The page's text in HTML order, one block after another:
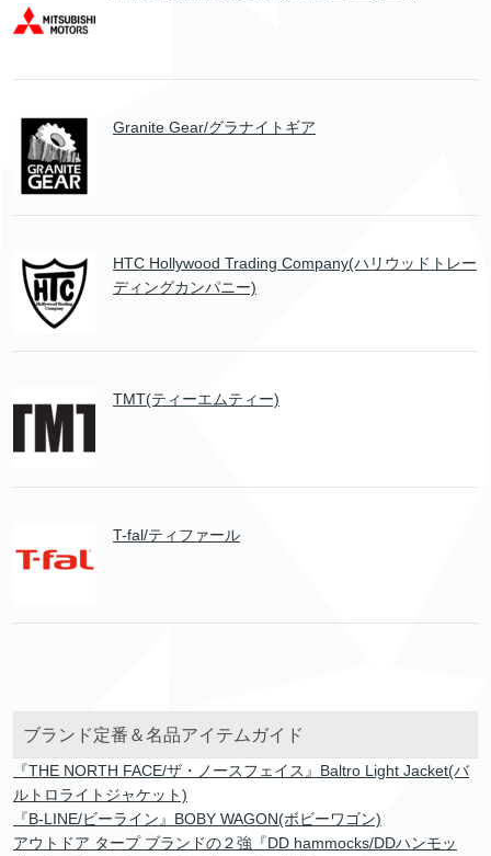
Granite Gear/グラナイトギア
HTC Hollywood Trading Company(ハリウッドトレー
ディングカンパニー)
TMT(ティーエムティー)
T-fal/ティファール
ブランド定番＆名品アイテムガイド
『THE NORTH FACE/ザ・ノースフェイス』Baltro Light Jacket(バ
ルトロライトジャケット)
『B-LINE/ビーライン』BOBY WAGON(ボビーワゴン)
アウトドア タープ ブランドの２強『DD hammocks/DDハンモッ